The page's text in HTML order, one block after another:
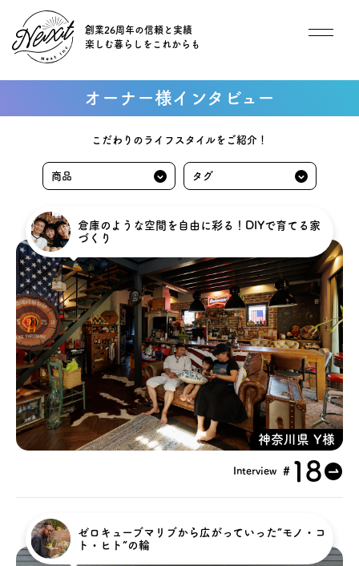
創業26周年の信頼と実績
楽しむ暮らしをこれからも
イベント
オススメ物件
オーナー様インタビュー
ごあいさつ
チーム紹介
アクセス
ブログ
キャンペーン
オーナー様インタビュー
こだわりのライフスタイルをご紹介！
神奈川県 Y様
倉庫のような空間を自由に彩る！DIYで育てる家
づくり
Interview #18
ゼロキューブマリブから広がっていった“モノ・コ
ト・ヒト”の輪